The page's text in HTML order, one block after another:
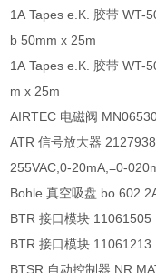
1A Tapes e.K. 胶带 WT-
b 50mm x 25m
1A Tapes e.K. 胶带 WT-
m x 25m
AIRTEC 电磁阀
ATR 信号放大器
255VAC,0-20mA,=0-
Bohle 真空吸盘 bo
BTR 接口模块
BTR 接口模块
BTSR 自动控制器